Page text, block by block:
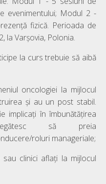
evenimentului; Modul 2 -
fizică. Perioada de
la Varșovia, Polonia.
la curs trebuie să aibă
oncologiei la mijlocul
și au un post stabil.
implicați în îmbunătățirea
să preia
roluri manageriale;
clinici aflați la mijlocul